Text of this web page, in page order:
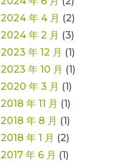
2024 年 4 月 (2)
2024 年 2 月 (3)
2023 年 12 月 (1)
2023 年 10 月 (1)
2020 年 3 月 (1)
2018 年 11 月 (1)
2018 年 8 月 (1)
2018 年 1 月 (2)
2017 年 6 月 (1)